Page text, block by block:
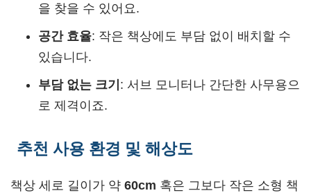
을 찾을 수 있어요.
공간 효율: 작은 책상에도 부담 없이 배치할 수
있습니다.
부담 없는 크기 : 서브 모니터나 간단한 사무용으
로 제격이죠.
추천 사용 환경 및 해상도
책상 세로 길이가 약 60cm 혹은 그보다 작은 소형 책